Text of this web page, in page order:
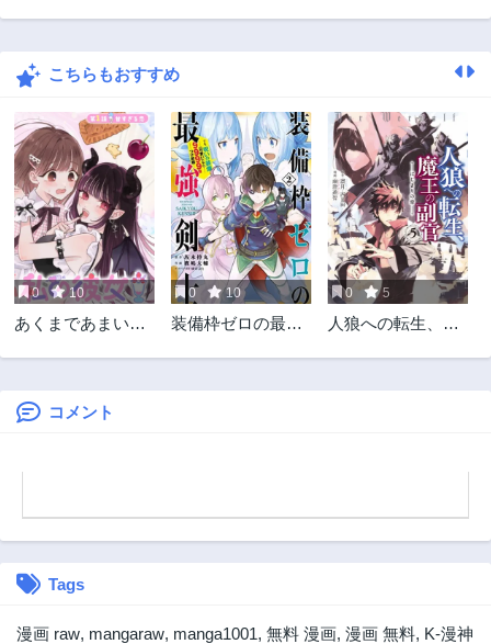
第2話 第1話
こちらもおすすめ
0 10
あくまであまい私
0 10
装備枠ゼロの最強
0 5
人狼への転生、魔
コメント
Tags
漫画 raw, mangaraw, manga1001, 無料 漫画, 漫画 無料, K-漫神